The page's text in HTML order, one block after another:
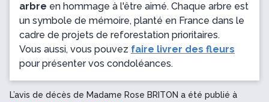
arbre en hommage à l'être aimé. Chaque arbre est
un symbole de mémoire, planté en France dans le
cadre de projets de reforestation prioritaires.
Vous aussi, vous pouvez faire livrer des fleurs
pour présenter vos condoléances.
L’avis de décès de Madame Rose BRITON a été publié à